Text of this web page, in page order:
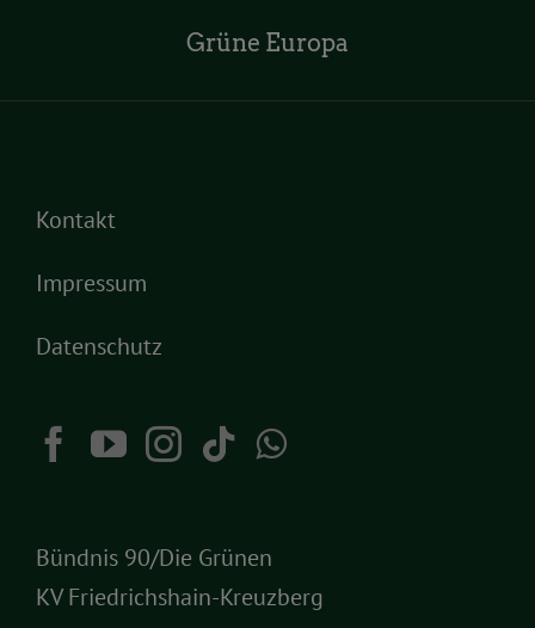
Grüne Europa
Kontakt
Impressum
Datenschutz
Bündnis 90/Die Grünen
KV Friedrichshain-Kreuzberg